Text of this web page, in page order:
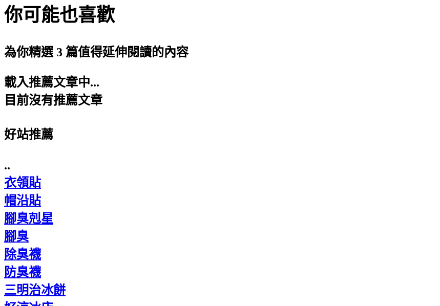
你可能也喜歡
為你精選 3 篇值得延伸閱讀的內容
載入推薦文章中...
目前沒有推薦文章
好站推薦
..
衣領貼
帽沿貼
腳臭剋星
腳臭
除臭襪
防臭襪
三明治冰餅